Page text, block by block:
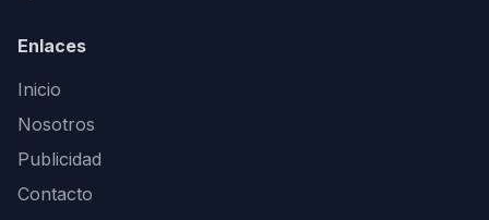
Enlaces
Inicio
Nosotros
Publicidad
Contacto